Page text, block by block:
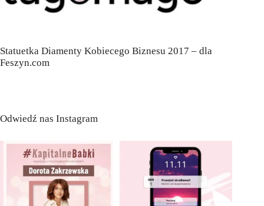
Statuetka Diamenty Kobiecego Biznesu 2017 – dla
Feszyn.com
Odwiedź nas Instagram